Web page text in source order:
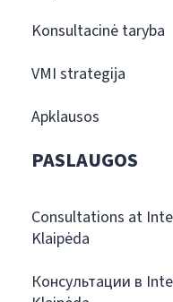
Konsultacinė taryba
VMI strategija
Apklausos
PASLAUGOS
Consultations at
Klaipėda
Консультации в